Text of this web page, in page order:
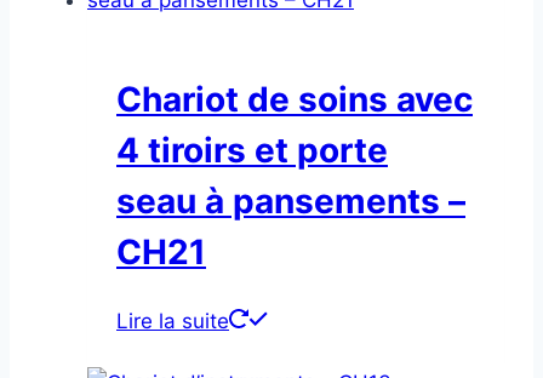
Chariot de soins avec
4 tiroirs et porte
seau à pansements –
CH21
Lire la suite